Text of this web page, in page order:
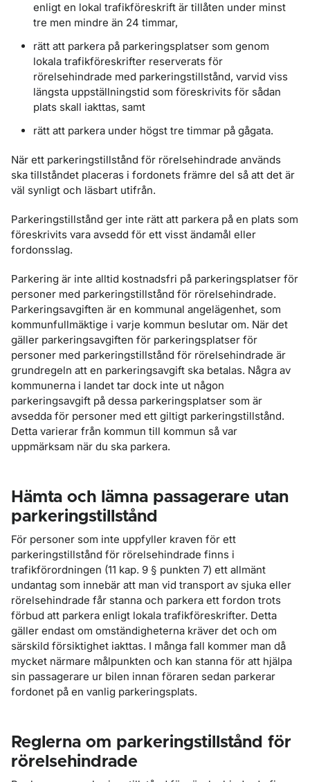
enligt en lokal trafikföreskrift är tillåten under minst
tre men mindre än 24 timmar,
rätt att parkera på parkeringsplatser som genom
lokala trafikföreskrifter reserverats för
rörelsehindrade med parkeringstillstånd, varvid viss
längsta uppställningstid som föreskrivits för sådan
plats skall iakttas, samt
rätt att parkera under högst tre timmar på gågata.
När ett parkeringstillstånd för rörelsehindrade används
ska tillståndet placeras i fordonets främre del så att det är
väl synligt och läsbart utifrån.
Parkeringstillstånd ger inte rätt att parkera på en plats som
föreskrivits vara avsedd för ett visst ändamål eller
fordonsslag.
Parkering är inte alltid kostnadsfri på parkeringsplatser för
personer med parkeringstillstånd för rörelsehindrade.
Parkeringsavgiften är en kommunal angelägenhet, som
kommunfullmäktige i varje kommun beslutar om. När det
gäller parkeringsavgiften för parkeringsplatser för
personer med parkeringstillstånd för rörelsehindrade är
grundregeln att en parkeringsavgift ska betalas. Några av
kommunerna i landet tar dock inte ut någon
parkeringsavgift på dessa parkeringsplatser som är
avsedda för personer med ett giltigt parkeringstillstånd.
Detta varierar från kommun till kommun så var
uppmärksam när du ska parkera.
Hämta och lämna passagerare utan
parkeringstillstånd
För personer som inte uppfyller kraven för ett
parkeringstillstånd för rörelsehindrade finns i
trafikförordningen (11 kap. 9 § punkten 7) ett allmänt
undantag som innebär att man vid transport av sjuka eller
rörelsehindrade får stanna och parkera ett fordon trots
förbud att parkera enligt lokala trafikföreskrifter. Detta
gäller endast om omständigheterna kräver det och om
särskild försiktighet iakttas. I många fall kommer man då
mycket närmare målpunkten och kan stanna för att hjälpa
sin passagerare ur bilen innan föraren sedan parkerar
fordonet på en vanlig parkeringsplats.
Reglerna om parkeringstillstånd för
rörelsehindrade